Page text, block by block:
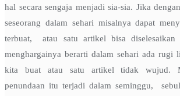
hal secara sengaja menjadi sia-sia. Jika
seseorang dalam sehari misalnya dapat
terbuat, atau satu artikel bisa diselesaikan
menghargainya berarti dalam sehari ada rugi
kita buat atau satu artikel tidak wujud.
penundaan itu terjadi dalam seminggu,